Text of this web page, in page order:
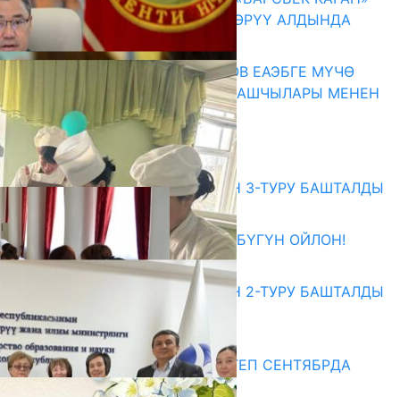
КӨРКӨМ ТАСМАСЫ ЖАРЫК КӨРҮҮ АЛДЫНДА
07.08.2026
ПРЕЗИДЕНТ САДЫР ЖАПАРОВ ЕАЭБГЕ МҮЧӨ
МАМЛЕКЕТТЕРДИН ӨКМӨТ БАШЧЫЛАРЫ МЕНЕН
ЖОЛУГУШТУ
07.08.2026
Абитуриент
ЖОЖДОРГО КАБЫЛ АЛУУНУН 3-ТУРУ БАШТАЛДЫ
27.07.2026
ӨЗҮҢДҮН КЕЛЕЧЕГИҢ ҮЧҮН БҮГҮН ОЙЛОН!
20.07.2026
ЖОЖДОРГО КАБЫЛ АЛУУНУН 2-ТУРУ БАШТАЛДЫ
20.07.2026
Медиа
СУЗАКТА 750 ОРУНДУУ МЕКТЕП СЕНТЯБРДА
ПАЙДАЛАНУУГА БЕРИЛЕТ